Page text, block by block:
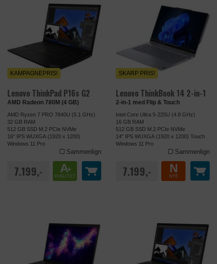
Lenovo ThinkPad P16s G2
AMD Radeon 780M (4 GB)
KAMPAGNEPRIS!
AMD Ryzen 7 PRO 7840U (5.1 GHz)
32 GB RAM
512 GB SSD M.2 PCIe NVMe
16" IPS WUXGA (1920 x 1200)
Windows 11 Pro
Sammenlign
7.199,- A+
KVALITET
Lenovo ThinkBook 14 2-in-1
2-in-1 med Flip & Touch
SKARP PRIS!
Intel Core Ultra 5-225U (4.8 GHz)
16 GB RAM
512 GB SSD M.2 PCIe NVMe
14" IPS WUXGA (1920 x 1200) Touch
Windows 11 Pro
Sammenlign
7.199,- N
NYE